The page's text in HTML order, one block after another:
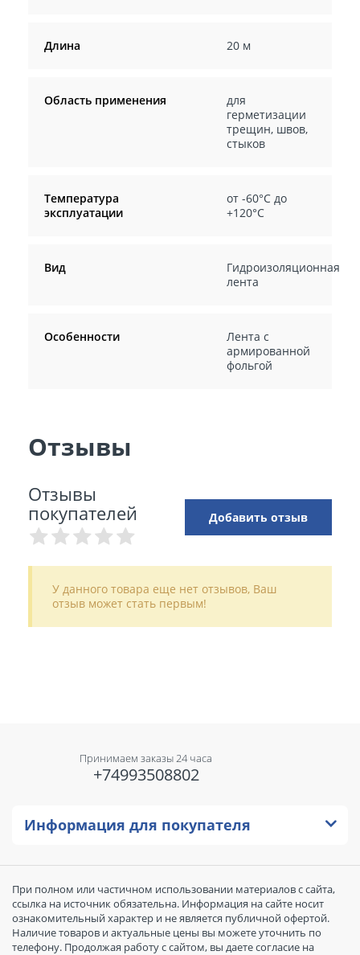
Длина 20 м
Область применения
для
герметизации
трещин, швов,
стыков
Температура
эксплуатации
от -60°C до
+120°C
Вид
Гидроизоляционная
лента
Особенности
Лента с
армированной
фольгой
Отзывы
Отзывы
покупателей
Добавить отзыв
У данного товара еще нет отзывов, Ваш
отзыв может стать первым!
Принимаем заказы 24 часа
+74993508802
Информация для покупателя
При полном или частичном использовании материалов с сайта,
ссылка на источник обязательна. Информация на сайте носит
ознакомительный характер и не является публичной офертой.
Наличие товаров и актуальные цены вы можете уточнить по
телефону. Продолжая работу с сайтом, вы даете согласие на